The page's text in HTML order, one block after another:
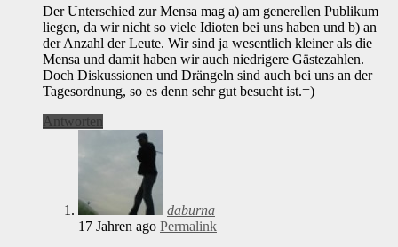
Der Unterschied zur Mensa mag a) am generellen Publikum
liegen, da wir nicht so viele Idioten bei uns haben und b) an
der Anzahl der Leute. Wir sind ja wesentlich kleiner als die
Mensa und damit haben wir auch niedrigere Gästezahlen.
Doch Diskussionen und Drängeln sind auch bei uns an der
Tagesordnung, so es denn sehr gut besucht ist.=)
Antworten
daburna
17 Jahren ago Permalink